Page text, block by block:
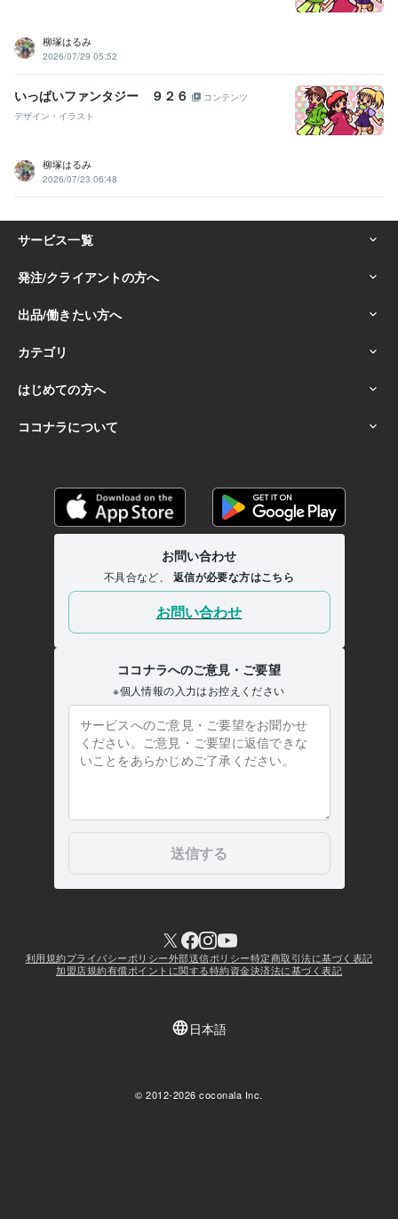
柳塚はるみ
2026/07/29 05:52
いっぱいファンタジー ９２６
コンテンツ
デザイン・イラスト
柳塚はるみ
2026/07/23 06:48